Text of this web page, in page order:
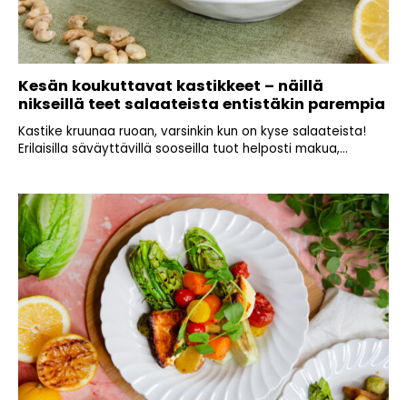
Kesän koukuttavat kastikkeet – näillä
nikseillä teet salaateista entistäkin parempia
Kastike kruunaa ruoan, varsinkin kun on kyse salaateista!
Erilaisilla säväyttävillä sooseilla tuot helposti makua,...